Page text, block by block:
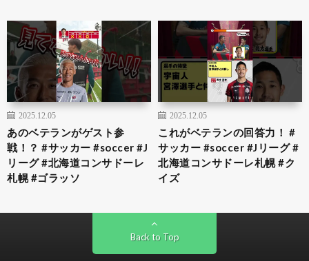
2025.12.05
あのベテランがゲスト参
戦！？ #サッカー #soccer #J
リーグ #北海道コンサドーレ
札幌 #ゴラッソ
2025.12.05
これがベテランの回答力！ #
サッカー #soccer #Jリーグ #
北海道コンサドーレ札幌 #ク
イズ
Back to Top